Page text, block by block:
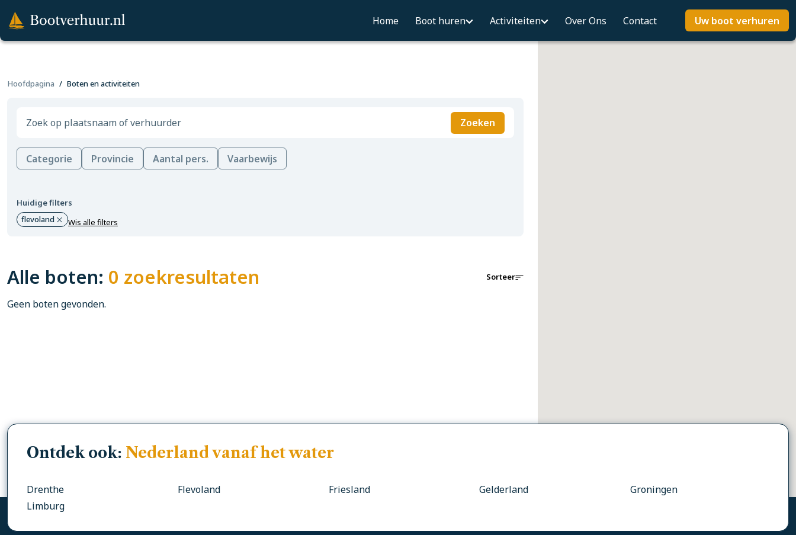
Home Boot huren Activiteiten Over Ons Contact Uw boot verhuren
Hoofdpagina Boten en activiteiten
Zoeken
Categorie Provincie Aantal pers. Vaarbewijs
Huidige filters
flevoland
Wis alle filters
Alle boten: 0 zoekresultaten Sorteer
Geen boten gevonden.
Ontdek ook: Nederland vanaf het water
Drenthe Flevoland Friesland Gelderland
Groningen
Limburg